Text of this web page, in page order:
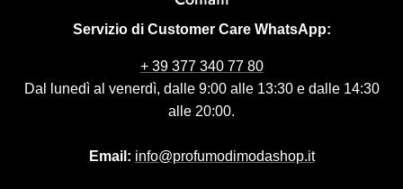
Servizio di Customer Care WhatsApp:
+ 39 377 340 77 80
Dal lunedì al venerdì, dalle 9:00 alle 13:30 e dalle 14:30
alle 20:00.
Email: info@profumodimodashop.it